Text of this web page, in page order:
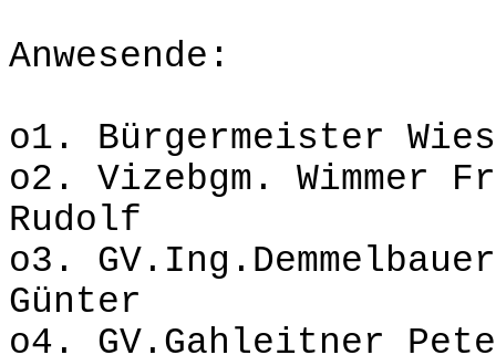
Anwesende:
o1. Bürgermeister
o2. Vizebgm. Wimmer
Rudolf
o3.
Günter
o4. GV.Gahleitner